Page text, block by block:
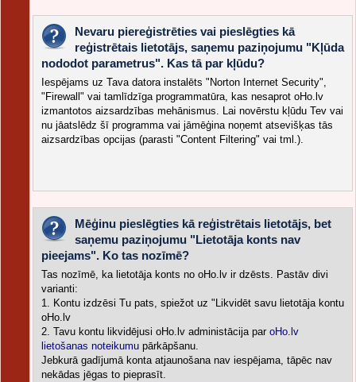
Nevaru piereģistrēties vai pieslēgties kā
reģistrētais lietotājs, saņemu paziņojumu "Kļūda
nododot parametrus". Kas tā par kļūdu?
Iespējams uz Tava datora instalēts "Norton Internet Security",
"Firewall" vai tamlīdzīga programmatūra, kas nesaprot oHo.lv
izmantotos aizsardzības mehānismus. Lai novērstu kļūdu Tev vai
nu jāatslēdz šī programma vai jāmēģina noņemt atsevišķas tās
aizsardzības opcijas (parasti "Content Filtering" vai tml.).
Mēģinu pieslēgties kā reģistrētais lietotājs, bet
saņemu paziņojumu "Lietotāja konts nav
pieejams". Ko tas nozīmē?
Tas nozīmē, ka lietotāja konts no oHo.lv ir dzēsts. Pastāv divi
varianti:
1. Kontu izdzēsi Tu pats, spiežot uz "Likvidēt savu lietotāja kontu
oHo.lv
2. Tavu kontu likvidējusi oHo.lv administācija par oHo.lv
lietošanas noteikumu pārkāpšanu.
Jebkurā gadījumā konta atjaunošana nav iespējama, tāpēc nav
nekādas jēgas to pieprasīt.